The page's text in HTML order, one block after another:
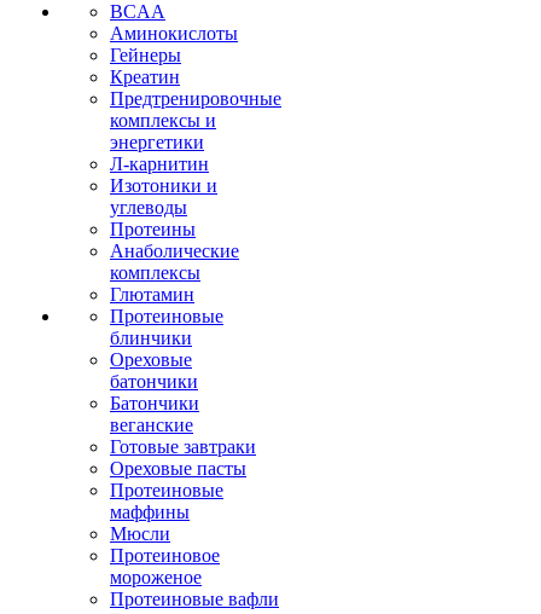
BCAA
Аминокислоты
Гейнеры
Креатин
Предтренировочные
комплексы и
энергетики
Л-карнитин
Изотоники и
углеводы
Протеины
Анаболические
комплексы
Глютамин
Протеиновые
блинчики
Ореховые
батончики
Батончики
веганские
Готовые завтраки
Ореховые пасты
Протеиновые
маффины
Мюсли
Протеиновое
мороженое
Протеиновые вафли